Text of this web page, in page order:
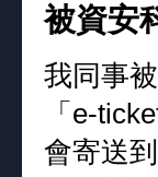
被資安
我同事
「e-
會寄送